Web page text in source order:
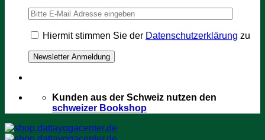
Hiermit stimmen Sie der Datenschutzerklärung zu
Kunden aus der Schweiz nutzen den
schweizer Bookshop